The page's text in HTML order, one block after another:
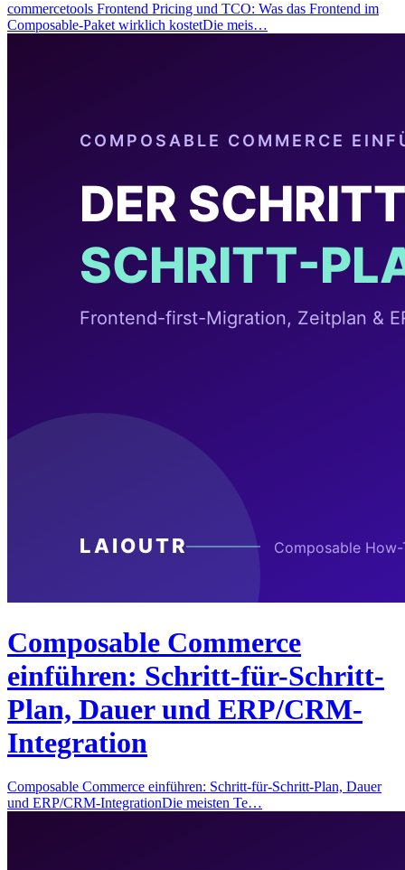
commercetools Frontend Pricing und TCO: Was das Frontend im
Composable-Paket wirklich kostetDie meis…
Composable Commerce
einführen: Schritt-für-Schritt-
Plan, Dauer und ERP/CRM-
Integration
Composable Commerce einführen: Schritt-für-Schritt-Plan, Dauer
und ERP/CRM-IntegrationDie meisten Te…